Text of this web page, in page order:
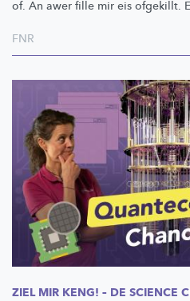
of. An awer fille mir eis ofgekillt.
FNR
ZIEL MIR KENG! – DE SCIENCE